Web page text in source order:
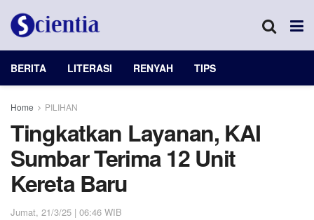
BERITA LITERASI RENYAH TIPS
Home PILIHAN
Tingkatkan Layanan, KAI
Sumbar Terima 12 Unit
Kereta Baru
Jumat, 21/3/25 | 06:46 WIB